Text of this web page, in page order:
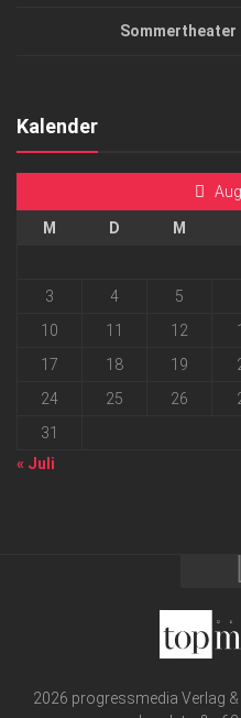
Sommertheater
Kalender
M D M
3
4 5
10
11 12
17
18 19
24
25 26
31
« Juli
2026 progressmedia Verlag